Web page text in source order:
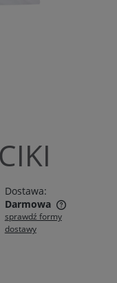
Dostawa:
Darmowa
płatności
sprawdź formy
dostawy